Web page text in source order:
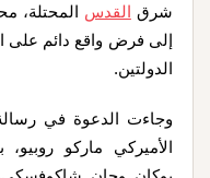
شرق القدس المحتلة،
إلى فرض واقع دائم
الدولتين.
وجاءت الدعوة في رسالة
الأميركي ماركو روبيو،